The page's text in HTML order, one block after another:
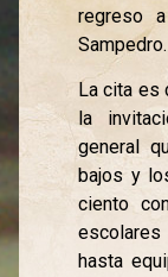
regreso
Sampedro.
La cita es
la
general
bajos y
ciento
hasta